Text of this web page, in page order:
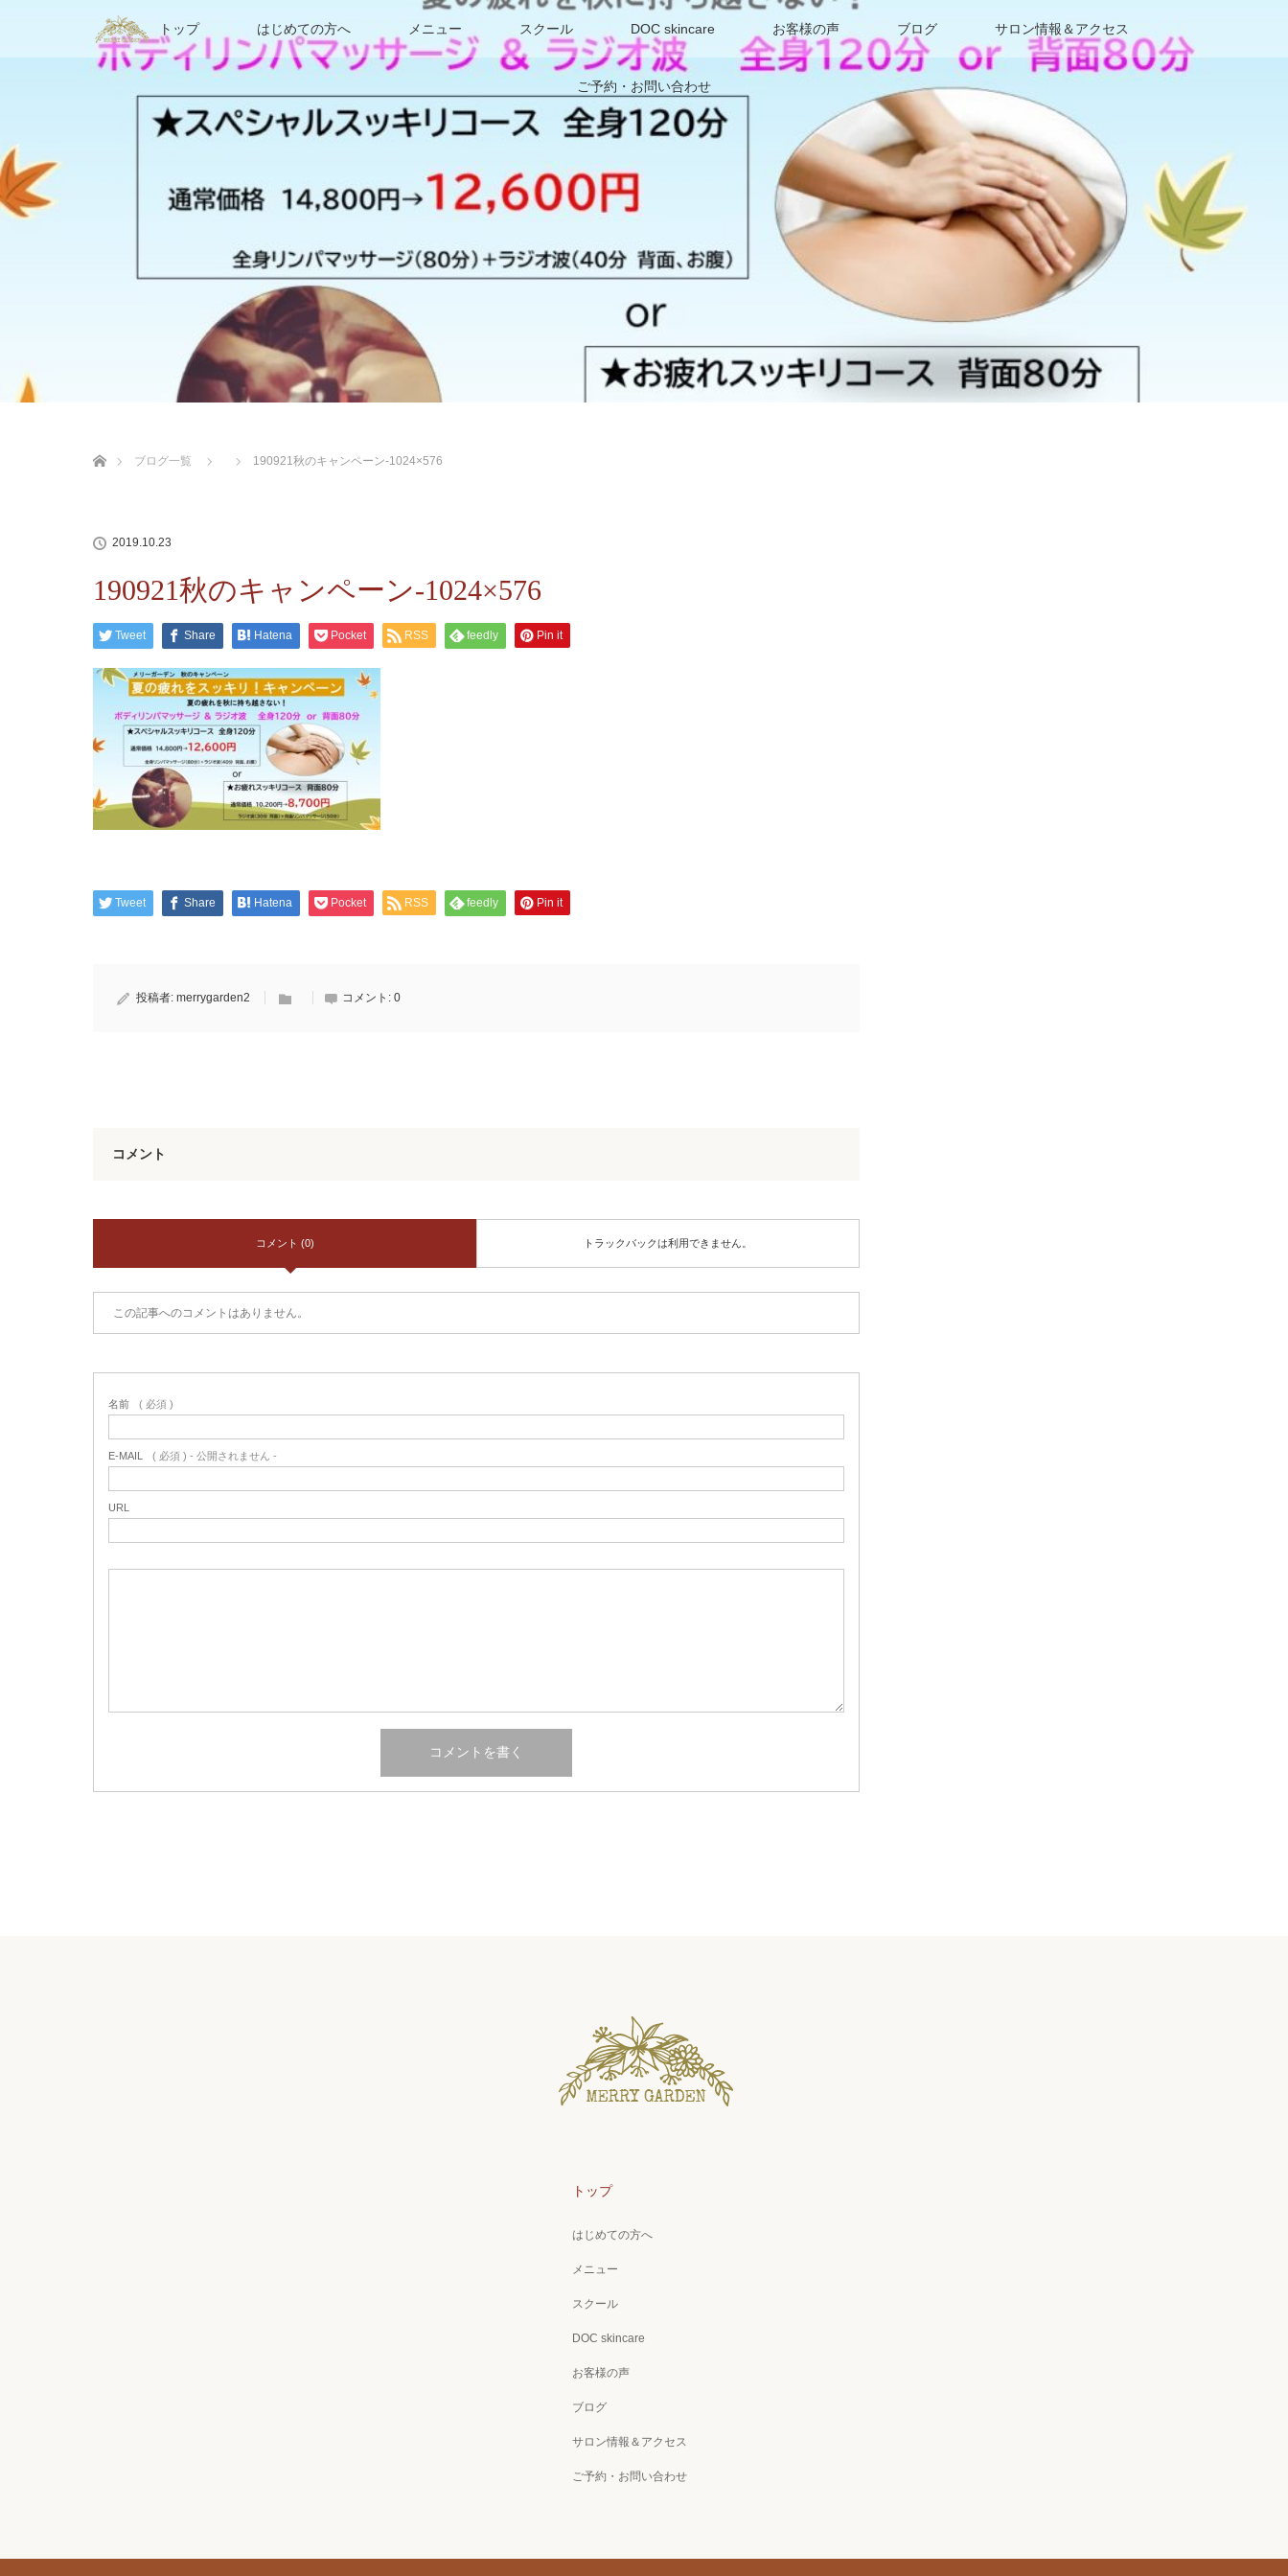
トップ はじめての方へ メニュー スクール DOC skincare お客様の声 ブログ サロン情報＆アクセス
ご予約・お問い合わせ
ブログ一覧
190921秋のキャンペーン-1024×576
2019.10.23
190921秋のキャンペーン-1024×576
Tweet Share Hatena Pocket RSS feedly Pin it
Tweet Share Hatena Pocket RSS feedly Pin it
投稿者: merrygarden2 コメント: 0
コメント
コメント (0) トラックバックは利用できません。
この記事へのコメントはありません。
名前 ( 必須 )
E-MAIL ( 必須 ) - 公開されません -
URL
トップ
はじめての方へ
メニュー
スクール
DOC skincare
お客様の声
ブログ
サロン情報＆アクセス
ご予約・お問い合わせ